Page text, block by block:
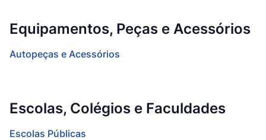
Equipamentos, Peças e Acessórios
Autopeças e Acessórios
Escolas, Colégios e Faculdades
Escolas Públicas